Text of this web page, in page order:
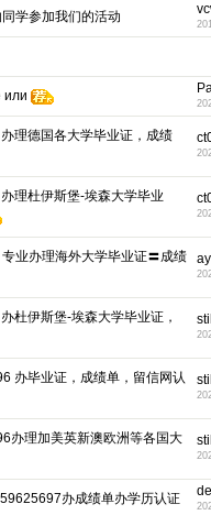
学参加我们的活动
или
理德国各大学毕业证，成绩
理杜伊斯堡-埃森大学毕业
业办理海外大学毕业证〓成绩
杜伊斯堡-埃森大学毕业证，
办毕业证，成绩单，留信网认
办理加美英新澳欧洲等各国大
办成绩单办学历认证